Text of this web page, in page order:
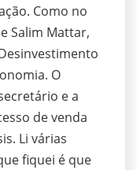
Como no
Salim Mattar,
O
e a
de venda
Li várias
fiquei é que